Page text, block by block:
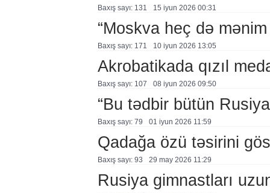
Baxış sayı: 131 15 i̇yun 2026 00:31
“Moskva heç də
Baxış sayı: 171 10 i̇yun 2026 13:05
Akrobatikada qızıl
Baxış sayı: 107 08 i̇yun 2026 09:50
“Bu tədbir bütün
Baxış sayı: 79 01 i̇yun 2026 11:59
Qadağa özü təsirini
Baxış sayı: 93 29 may 2026 11:29
Rusiya gimnastları